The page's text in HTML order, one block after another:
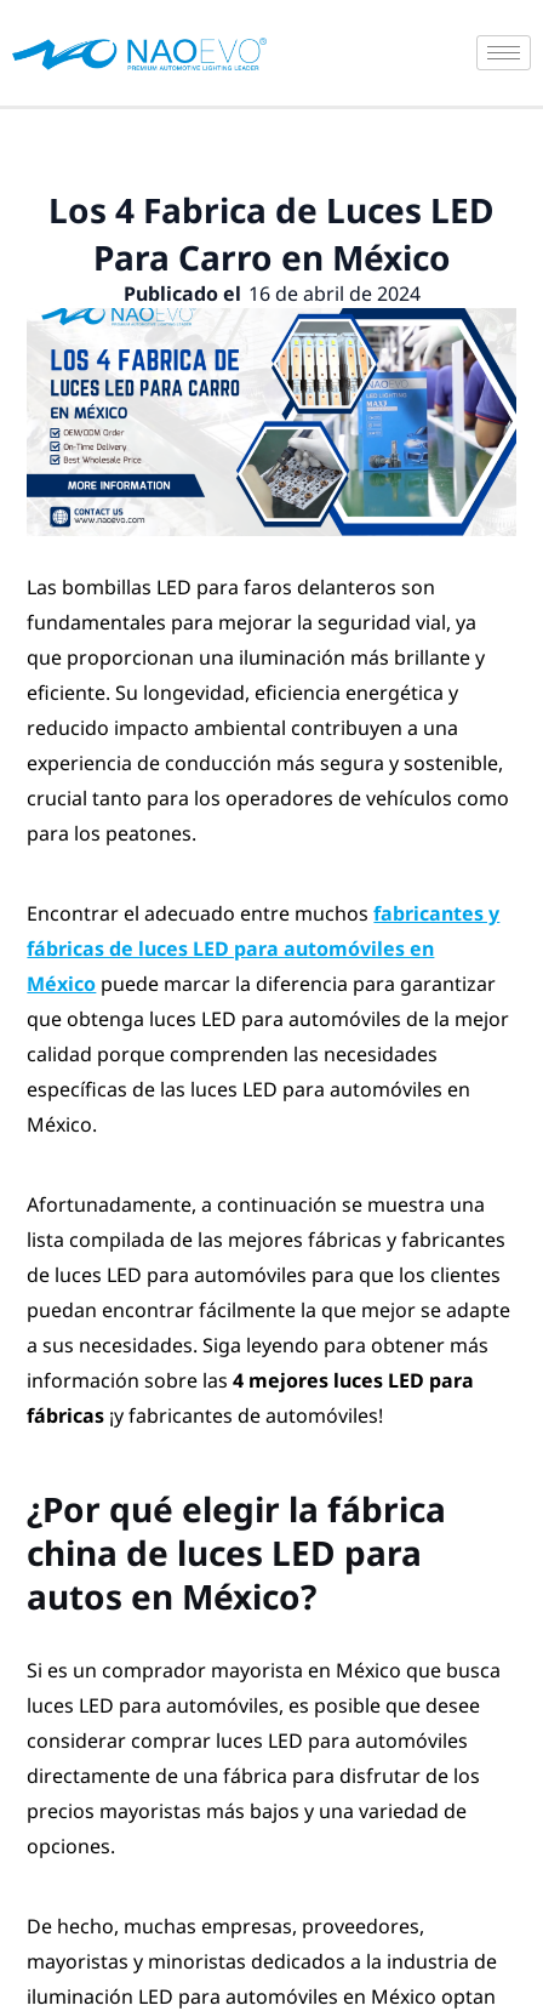
al
Los 4 Fabrica de Luces LED
Para Carro en México
Publicado el 16 de abril de 2024
Las bombillas LED para faros delanteros son
fundamentales para mejorar la seguridad vial, ya
que proporcionan una iluminación más brillante y
eficiente. Su longevidad, eficiencia energética y
reducido impacto ambiental contribuyen a una
experiencia de conducción más segura y sostenible,
crucial tanto para los operadores de vehículos como
para los peatones.
Encontrar el adecuado entre muchosfabricantes y
fábricas de luces LED para automóviles en
México puede marcar la diferencia para garantizar
que obtenga luces LED para automóviles de la mejor
calidad porque comprenden las necesidades
específicas de las luces LED para automóviles en
México.
Afortunadamente, a continuación se muestra una
lista compilada de las mejores fábricas y fabricantes
de luces LED para automóviles para que los clientes
puedan encontrar fácilmente la que mejor se adapte
a sus necesidades. Siga leyendo para obtener más
información sobre las4 mejores luces LED para
fábricas ¡y fabricantes de automóviles!
¿Por qué elegir la fábrica
china de luces LED para
autos en México?
Si es un comprador mayorista en México que busca
luces LED para automóviles, es posible que desee
considerar comprar luces LED para automóviles
directamente de una fábrica para disfrutar de los
precios mayoristas más bajos y una variedad de
opciones.
De hecho, muchas empresas, proveedores,
mayoristas y minoristas dedicados a la industria de
iluminación LED para automóviles en México optan